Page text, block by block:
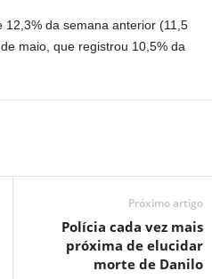
da semana anterior (11,5
maio, que registrou 10,5% da
Próximo artigo
Polícia cada vez mais
próxima de elucidar
morte de Danilo